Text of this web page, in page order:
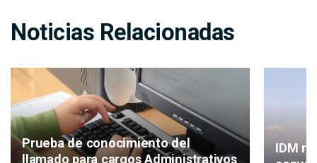
Noticias Relacionadas
Prueba de conocimiento del
llamado para cargos Administrativos
IDM